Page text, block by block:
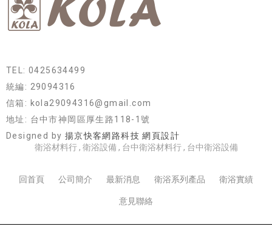
TEL: 0425634499
統編: 29094316
信箱: kola29094316@gmail.com
地址: 台中市神岡區厚生路118-1號
Designed by 揚京快客網路科技 網頁設計
衛浴材料行 衛浴設備 台中衛浴材料行 台中衛浴設備
回首頁 公司簡介 最新消息 衛浴系列產品 衛浴實績
意見聯絡